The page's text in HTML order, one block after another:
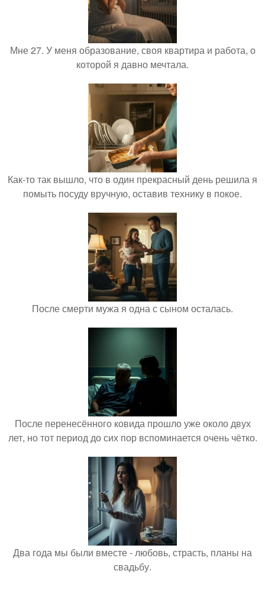
Мне 27. У меня образование, своя квартира и работа, о
которой я давно мечтала.
Как-то так вышло, что в один прекрасный день решила я
помыть посуду вручную, оставив технику в покое.
После смерти мужа я одна с сыном осталась.
После перенесённого ковида прошло уже около двух
лет, но тот период до сих пор вспоминается очень чётко.
Два года мы были вместе - любовь, страсть, планы на
свадьбу.